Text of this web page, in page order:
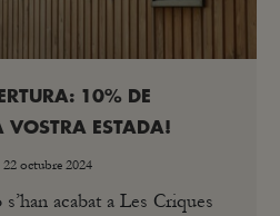
10% DE
VOSTRA ESTADA!
22 octubre 2024
acabat a Les Criques